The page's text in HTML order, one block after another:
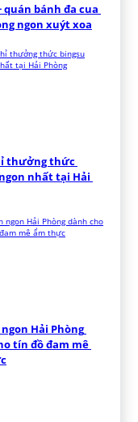
quán bánh đa cua
ngon xuýt xoa
thưởng thức
nhất tại Hải
Hải Phòng
tín đồ đam mê